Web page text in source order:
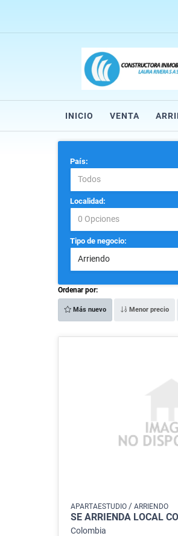
INICIO VENTA
País:
Todos
Localidad:
0 Opciones
Tipo de negocio:
Arriendo
Ordenar por:
Más nuevo Menor precio
APARTAESTUDIO / ARRIENDO
Colombia